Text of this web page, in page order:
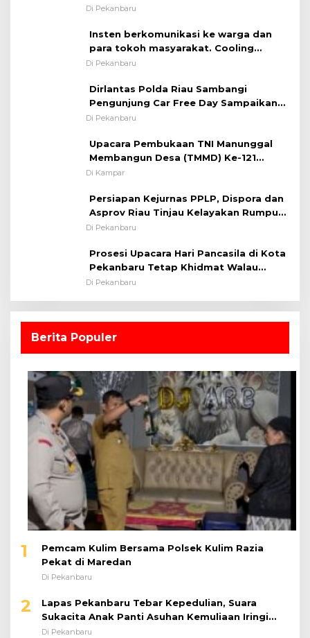
Melaksanakan ✈
Di Pekanbaru
Insten berkomunikasi ke warga dan
para tokoh masyarakat. Cooling
System OMP LK ²024 Polsek Rumbai,
Pentingnya Memelihara dan Menjaga
Situasi Kondusif
Di Pekanbaru
Dirlantas Polda Riau Sambangi
Pengunjung Car Free Day Sampaikan
Pesan Edukasi Kamtibmas &
Di Pekanbaru
Upacara Pembukaan TNI Manunggal
Membangun Desa (TMMD) Ke-121
Kodim 0313/KPR Tahun 2024) ?
Di Kampar
Persiapan Kejurnas PPLP, Dispora dan
Asprov Riau Tinjau Kelayakan Rumput
Lapangan Sepakbola
Di Pekanbaru
Prosesi Upacara Hari Pancasila di Kota
Pekanbaru Tetap Khidmat Walau
Dalam Ruangan
Di Pekanbaru
Berita Populer
1
Pemcam Kulim Bersama Polsek Kulim Razia
Pekat di Maredan
Di Pekanbaru
2
Lapas Pekanbaru Tebar Kepedulian, Suara
Sukacita Anak Panti Asuhan Kemuliaan Iringi
Bantuan Sosial
Di Pekanbaru